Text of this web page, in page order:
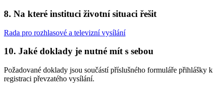
8. Na které instituci životní situaci řešit
Rada pro rozhlasové a televizní vysílání
10. Jaké doklady je nutné mít s sebou
Požadované doklady jsou součástí příslušného formuláře přihlášky k
registraci převzatého vysílání.